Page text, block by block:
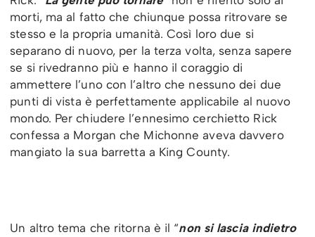
morti, ma al fatto che chiunque possa ritrovare se
stesso e la propria umanità. Così loro due si
separano di nuovo, per la terza volta, senza sapere
se si rivedranno più e hanno il coraggio di
ammettere l’uno con l’altro che nessuno dei due
punti di vista è perfettamente applicabile al nuovo
mondo. Per chiudere l’ennesimo cerchietto Rick
confessa a Morgan che Michonne aveva davvero
mangiato la sua barretta a King County.
Un altro tema che ritorna è il “non si lascia indietro